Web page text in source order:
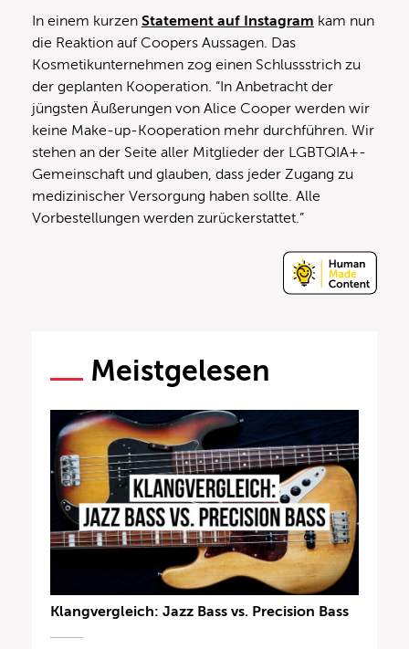
In einem kurzen Statement auf Instagram kam nun
die Reaktion auf Coopers Aussagen. Das
Kosmetikunternehmen zog einen Schlussstrich zu
der geplanten Kooperation. “In Anbetracht der
jüngsten Äußerungen von Alice Cooper werden wir
keine Make-up-Kooperation mehr durchführen. Wir
stehen an der Seite aller Mitglieder der LGBTQIA+-
Gemeinschaft und glauben, dass jeder Zugang zu
medizinischer Versorgung haben sollte. Alle
Vorbestellungen werden zurückerstattet.”
Meistgelesen
Klangvergleich: Jazz Bass vs. Precision Bass